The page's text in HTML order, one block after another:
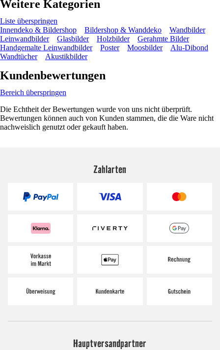
Weitere Kategorien
Liste überspringen
Innendeko & Bildershop
Bildershop & Wanddeko
Wandbilder
Leinwandbilder
Glasbilder Holzbilder
Gerahmte Bilder
Handgemalte Leinwandbilder
Poster Moosbilder
Alu-Dibond
Wandtücher
Akustikbilder
Kundenbewertungen
Bereich überspringen
Die Echtheit der Bewertungen wurde von uns nicht überprüft.
Bewertungen können auch von Kunden stammen, die die Ware nicht
nachweislich genutzt oder gekauft haben.
Zahlarten
Hauptversandpartner